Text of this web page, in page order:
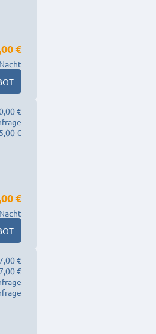
€
€
€
€
€
€